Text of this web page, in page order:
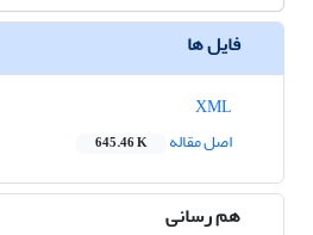
فایل ها
اصل مقاله
645.46 K
هم رسانی